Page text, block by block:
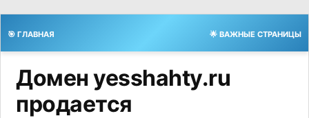
🎯 ГЛАВНАЯ 🌟 ВАЖНЫЕ СТРАНИЦЫ
Домен yesshahty.ru
продается